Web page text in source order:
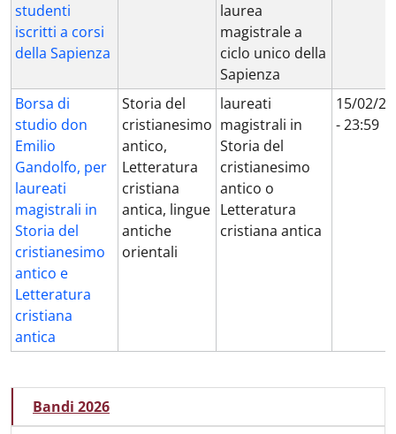
studenti
iscritti a corsi
della Sapienza
laurea
magistrale a
ciclo unico della
Sapienza
Borsa di
studio don
Emilio
Gandolfo, per
laureati
magistrali in
Storia del
cristianesimo
antico e
Letteratura
cristiana
antica
Storia del
cristianesimo
antico,
Letteratura
cristiana
antica, lingue
antiche
orientali
laureati
magistrali in
Storia del
cristianesimo
antico o
Letteratura
cristiana antica
15/02/
- 23:59
SAPIENZA_FONDAZIONE_MENU_MENU_BORSE_E_PREMI
Bandi 2026